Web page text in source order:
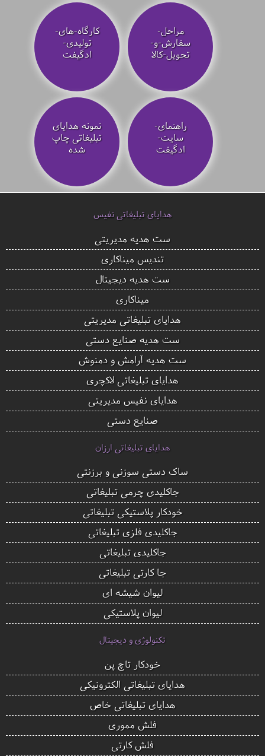
مراحل-
سفارش-و-
تحویل-کالا
کارگاه-های-
تولیدی-
ادگیفت
راهنمای-
سایت-
ادگیفت
نمونه هدایای
تبلیغاتی چاپ
شده
هدایای تبلیغاتی نفیس
ست هدیه مدیریتی
تندیس میناکاری
ست هدیه دیجیتال
میناکاری
هدایای تبلیغاتی مدیریتی
ست هدیه صنایع دستی
ست هدیه آرامش و دمنوش
هدایای تبلیغاتی لاکچری
هدایای نفیس مدیریتی
صنایع دستی
هدایای تبلیغاتی ارزان
ساک دستی سوزنی و برزنتی
جاکلیدی چرمی تبلیغاتی
خودکار پلاستیکی تبلیغاتی
جاکلیدی فلزی تبلیغاتی
جاکلیدی تبلیغاتی
جا کارتی تبلیغاتی
لیوان شیشه ای
لیوان پلاستیکی
تکنولوژی و دیجیتال
خودکار تاچ پن
هدایای تبلیغاتی الکترونیکی
هدایای تبلیغاتی خاص
فلش مموری
فلش کارتی